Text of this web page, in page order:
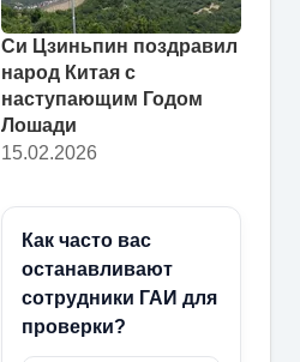
Си Цзиньпин поздравил
народ Китая с
наступающим Годом
Лошади
15.02.2026
Как часто вас
останавливают
сотрудники ГАИ для
проверки?